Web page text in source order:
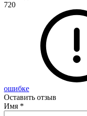
720
ошибке
Оставить отзыв
Имя *